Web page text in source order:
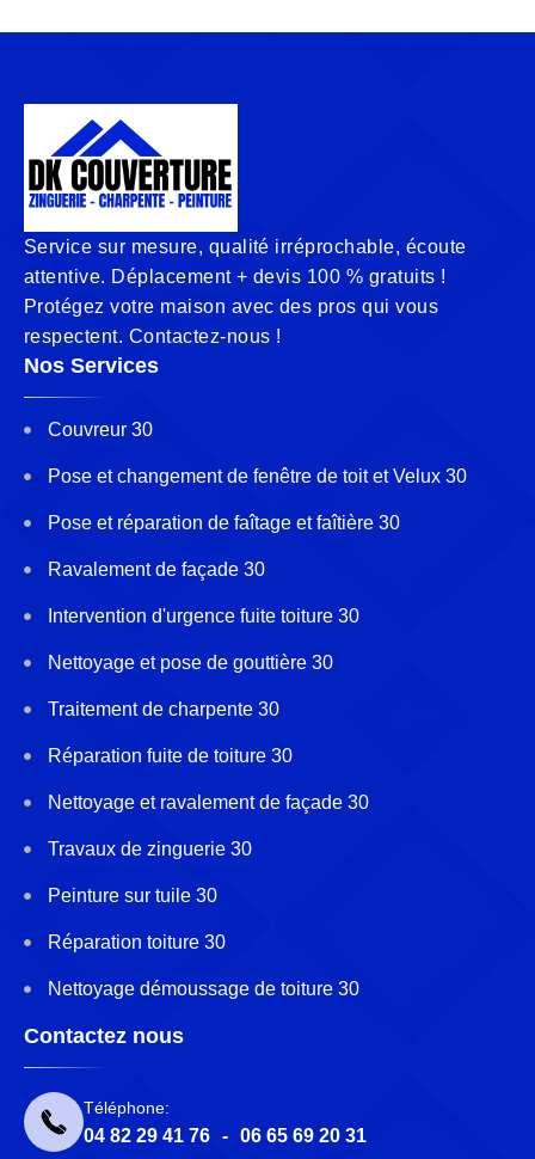
Service sur mesure, qualité irréprochable, écoute
attentive. Déplacement + devis 100 % gratuits !
Protégez votre maison avec des pros qui vous
respectent. Contactez-nous !
Nos Services
Couvreur 30
Pose et changement de fenêtre de toit et Velux 30
Pose et réparation de faîtage et faîtière 30
Ravalement de façade 30
Intervention d'urgence fuite toiture 30
Nettoyage et pose de gouttière 30
Traitement de charpente 30
Réparation fuite de toiture 30
Nettoyage et ravalement de façade 30
Travaux de zinguerie 30
Peinture sur tuile 30
Réparation toiture 30
Nettoyage démoussage de toiture 30
Contactez nous
Téléphone:
04 82 29 41 76 - 06 65 69 20 31